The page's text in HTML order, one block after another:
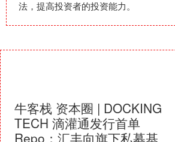
法，提高投资者的投资能力。
牛客栈 资本圈 | DOCKING
TECH 滴灌通发行首单
Repo；汇丰向旗下私募基